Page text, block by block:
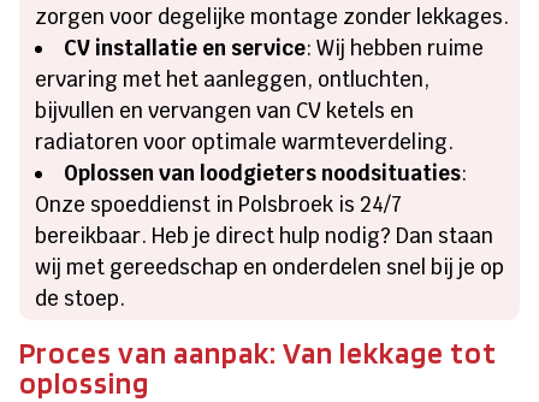
zorgen voor degelijke montage zonder lekkages.
CV installatie en service: Wij hebben ruime
ervaring met het aanleggen, ontluchten,
bijvullen en vervangen van CV ketels en
radiatoren voor optimale warmteverdeling.
Oplossen van loodgieters noodsituaties:
Onze spoeddienst in Polsbroek is 24/7
bereikbaar. Heb je direct hulp nodig? Dan staan
wij met gereedschap en onderdelen snel bij je op
de stoep.
Proces van aanpak: Van lekkage tot
oplossing